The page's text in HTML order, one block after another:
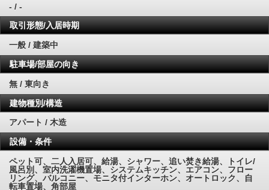
- / -
取引形態/入居時期
一般 / 建築中
駐車場/部屋の向き
無 / 東向き
建物種別/構造
アパート / 木造
設備・条件
ペット可、二人入居可、給湯、シャワー、追い焚き給湯、トイレ/
風呂別、室内洗濯機置場、システムキッチン、エアコン、フロー
リング、バルコニー、モニタ付インターホン、オートロック、自
転車置場、角部屋